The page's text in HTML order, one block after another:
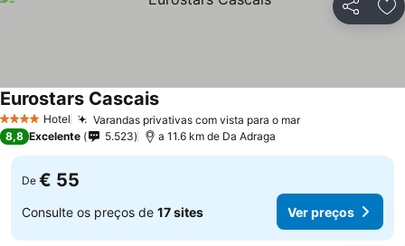
Partilhar
4 EstrelasHotel Varandas privativas com vista para o mar
Eurostars Cascais
8,8 Excelente 5.523 a 11.6 km de Da Adraga
De € 55
Consulte os preços de 17 sites Ver preços